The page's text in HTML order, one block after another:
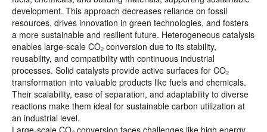
development. This approach decreases reliance on fossil
resources, drives innovation in green technologies, and fosters
a more sustainable and resilient future. Heterogeneous catalysis
enables large-scale CO₂ conversion due to its stability,
reusability, and compatibility with continuous industrial
processes. Solid catalysts provide active surfaces for CO₂
transformation into valuable products like fuels and chemicals.
Their scalability, ease of separation, and adaptability to diverse
reactions make them ideal for sustainable carbon utilization at
an industrial level.
Large-scale CO₂ conversion faces challenges like high energy